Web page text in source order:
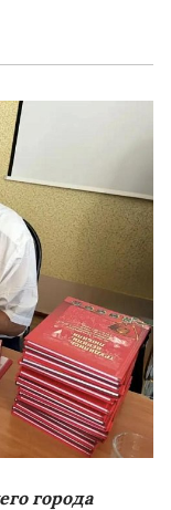
города